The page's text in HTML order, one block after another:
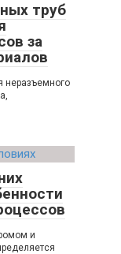
труб
за
неразъемного
и